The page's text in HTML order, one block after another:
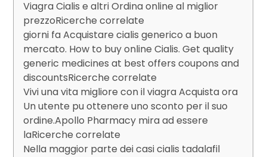
Viagra Cialis e altri Ordina online al miglior
prezzoRicerche correlate
giorni fa Acquistare cialis generico a buon
mercato. How to buy online Cialis. Get quality
generic medicines at best offers coupons and
discountsRicerche correlate
Vivi una vita migliore con il viagra Acquista ora
Un utente pu ottenere uno sconto per il suo
ordine.Apollo Pharmacy mira ad essere
laRicerche correlate
Nella maggior parte dei casi cialis tadalafil